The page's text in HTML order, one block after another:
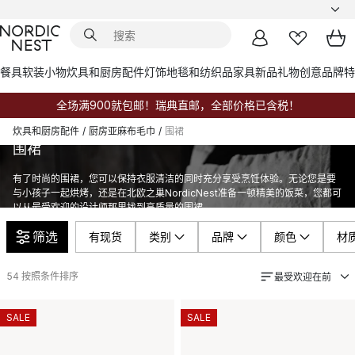
餐具软装小物炊具和厨房配件灯饰地毯和纺织品家具新品礼物创意品牌
全场满900就包邮！瑞典直邮，全部价格已含税！
炊具和厨房配件 / 厨房亚麻布毛巾 / 围裙
围裙
有了时尚的围裙，您可以保持衣服清洁的同时充分享受烹饪体验。无论您是要
与小孩子一起烘烤，还是在北欧之巢NordicNest准备一顿精美的饭菜，您都可
以从最受欢迎的设计师那里找到高质量的围裙。
筛选 有现货 类别 品牌 颜色 材
54 按照条件排序 最受欢迎在前
SALE SALE